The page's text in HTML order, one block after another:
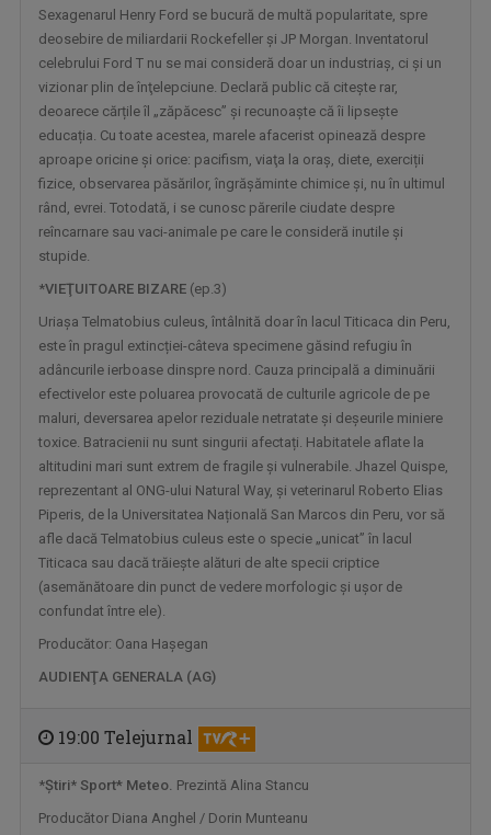
UNIVERSUL CREDINŢEI
Reportaje, interviuri, documentare, dar şi ...
DOSAR ROMÂNIA
O poveste jurnalistică de prestigiu, în ...
Sexagenarul Henry Ford se bucură de multă popularitate, spre
deosebire de miliardarii Rockefeller şi JP Morgan. Inventatorul
celebrului Ford T nu se mai consideră doar un industriaș, ci și un
vizionar plin de înţelepciune. Declară public că citeşte rar,
deoarece cărțile îl „zăpăcesc” şi recunoaşte că îi lipseşte
educația. Cu toate acestea, marele afacerist opinează despre
aproape oricine şi orice: pacifism, viaţa la oraş, diete, exerciții
fizice, observarea păsărilor, îngrășăminte chimice şi, nu în ultimul
rând, evrei. Totodată, i se cunosc părerile ciudate despre
reîncarnare sau vaci-animale pe care le consideră inutile și
stupide.
*VIEŢUITOARE BIZARE(ep.3)
Uriașa Telmatobius culeus, întâlnită doar în lacul Titicaca din Peru,
este în pragul extincției-câteva specimene găsind refugiu în
adâncurile ierboase dinspre nord. Cauza principală a diminuării
efectivelor este poluarea provocată de culturile agricole de pe
maluri, deversarea apelor reziduale netratate și deșeurile miniere
toxice. Batracienii nu sunt singurii afectați. Habitatele aflate la
altitudini mari sunt extrem de fragile și vulnerabile. Jhazel Quispe,
reprezentant al ONG-ului Natural Way, şi veterinarul Roberto Elias
Piperis, de la Universitatea Națională San Marcos din Peru, vor să
afle dacă Telmatobius culeus este o specie „unicat” în lacul
Titicaca sau dacă trăieşte alături de alte specii criptice
(asemănătoare din punct de vedere morfologic şi ușor de
confundat între ele).
Producător: Oana Haşegan
AUDIENŢA GENERALA (AG)
19:00 Telejurnal
*Ştiri* Sport* Meteo. Prezintă Alina Stancu
Producător Diana Anghel / Dorin Munteanu